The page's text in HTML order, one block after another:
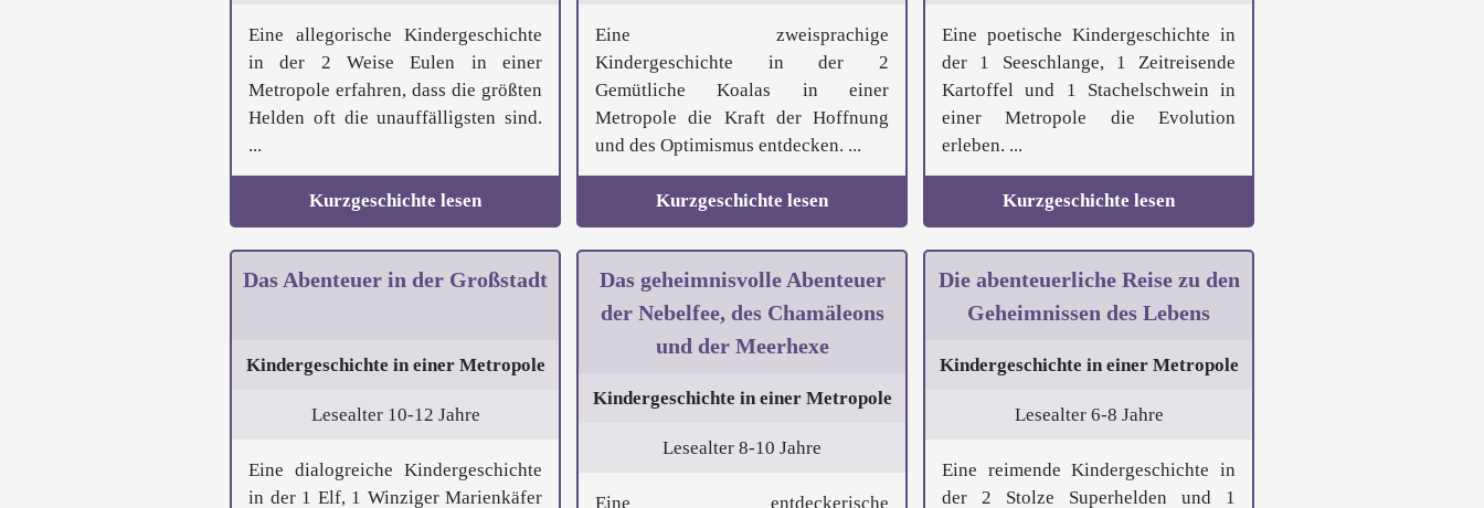
Eine allegorische Kindergeschichte
in der 2 Weise Eulen in einer
Metropole erfahren, dass die größten
Helden oft die unauffälligsten sind.
...
Kurzgeschichte lesen
Eine zweisprachige
Kindergeschichte in der 2
Gemütliche Koalas in einer
Metropole die Kraft der Hoffnung
und des Optimismus entdecken. ...
Kurzgeschichte lesen
Eine poetische Kindergeschichte in
der 1 Seeschlange, 1 Zeitreisende
Kartoffel und 1 Stachelschwein in
einer Metropole die Evolution
erleben. ...
Kurzgeschichte lesen
Das Abenteuer in der Großstadt
Kindergeschichte in einer Metropole
Lesealter 10-12 Jahre
Eine dialogreiche Kindergeschichte
in der 1 Elf, 1 Winziger Marienkäfer
Das geheimnisvolle Abenteuer
der Nebelfee, des Chamäleons
und der Meerhexe
Kindergeschichte in einer Metropole
Lesealter 8-10 Jahre
Eine entdeckerische
Die abenteuerliche Reise zu den
Geheimnissen des Lebens
Kindergeschichte in einer Metropole
Lesealter 6-8 Jahre
Eine reimende Kindergeschichte in
der 2 Stolze Superhelden und 1